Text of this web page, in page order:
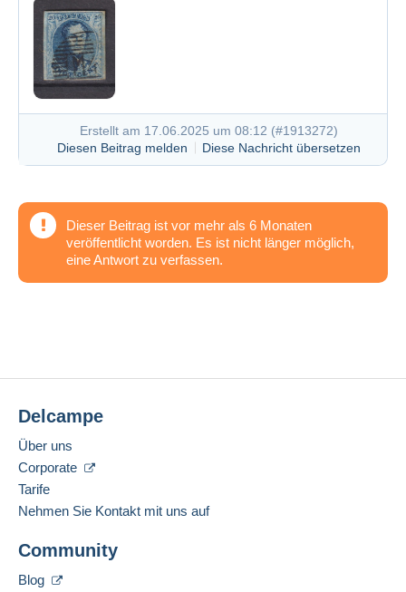
Erstellt am 17.06.2025 um 08:12 (#1913272)
Diesen Beitrag melden
Diese Nachricht übersetzen
Dieser Beitrag ist vor mehr als 6 Monaten
veröffentlicht worden. Es ist nicht länger möglich,
eine Antwort zu verfassen.
Delcampe
Über uns
Corporate
Tarife
Nehmen Sie Kontakt mit uns auf
Community
Blog